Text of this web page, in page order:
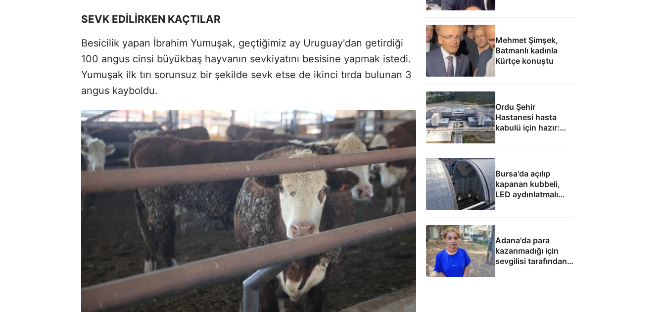
SEVK EDİLİRKEN KAÇTILAR
Besicilik yapan İbrahim Yumuşak, geçtiğimiz ay Uruguay'dan getirdiği
100 angus cinsi büyükbaş hayvanın sevkiyatını besisine yapmak istedi.
Yumuşak ilk tırı sorunsuz bir şekilde sevk etse de ikinci tırda bulunan 3
angus kayboldu.
Mehmet Şimşek,
Batmanlı kadınla
Kürtçe konuştu
Ordu Şehir
Hastanesi hasta
kabulü için hazır:
Eylül ayında
hedefleniyor
Bursa'da açılıp
kapanan kubbeli,
LED aydınlatmalı
cami
Adana'da para
kazanmadığı için
sevgilisi tarafından